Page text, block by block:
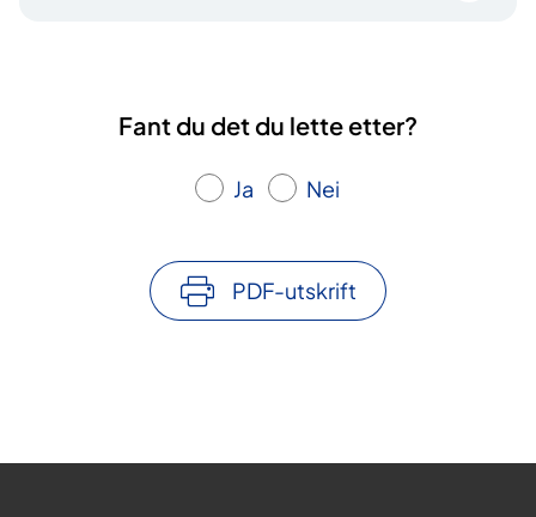
Fant du det du lette etter?
Ja Nei
PDF-utskrift